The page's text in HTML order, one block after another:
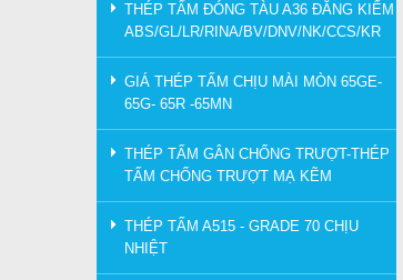
THÉP TẤM ĐÓNG TÀU A36 ĐĂNG KIỂM
ABS/GL/LR/RINA/BV/DNV/NK/CCS/KR
GIÁ THÉP TẤM CHỊU MÀI MÒN 65GE-
65G- 65R -65MN
THÉP TẤM GÂN CHỐNG TRƯỢT-THÉP
TẤM CHỐNG TRƯỢT MẠ KẼM
THÉP TẤM A515 - GRADE 70 CHỊU
NHIỆT